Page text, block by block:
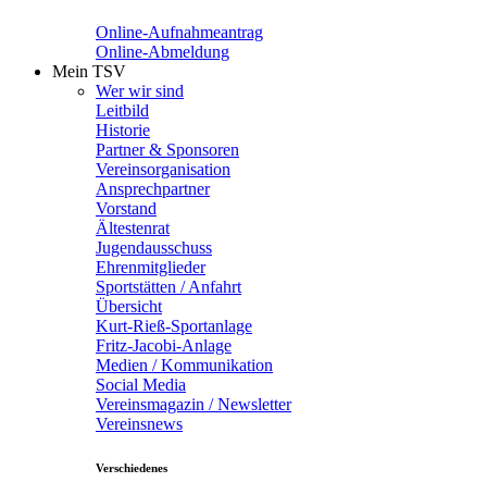
Online-Aufnahmeantrag
Online-Abmeldung
Mein TSV
Wer wir sind
Leitbild
Historie
Partner & Sponsoren
Vereinsorganisation
Ansprechpartner
Vorstand
Ältestenrat
Jugendausschuss
Ehrenmitglieder
Sportstätten / Anfahrt
Übersicht
Kurt-Rieß-Sportanlage
Fritz-Jacobi-Anlage
Medien / Kommunikation
Social Media
Vereinsmagazin / Newsletter
Vereinsnews
Verschiedenes